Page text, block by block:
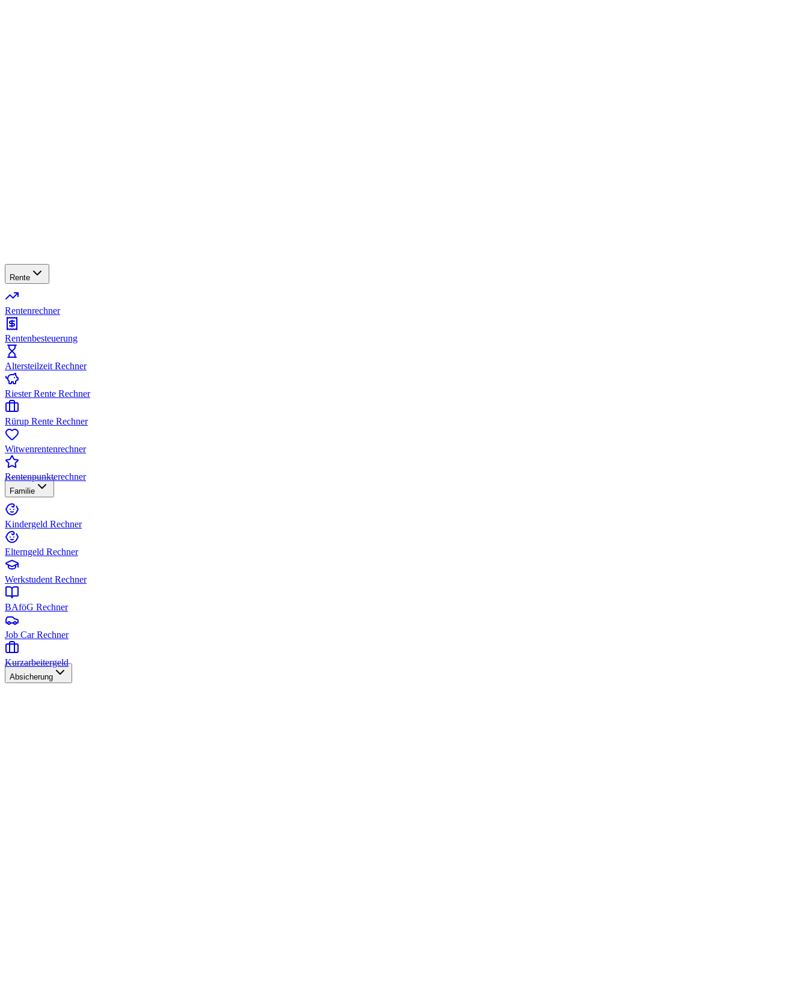
Rente
Rentenrechner
Rentenbesteuerung
Altersteilzeit Rechner
Riester Rente Rechner
Rürup Rente Rechner
Witwenrentenrechner
Rentenpunkterechner
Familie
Kindergeld Rechner
Elterngeld Rechner
Werkstudent Rechner
BAföG Rechner
Job Car Rechner
Kurzarbeitergeld
Absicherung